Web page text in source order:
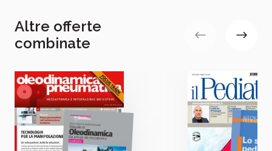
Altre offerte
combinate